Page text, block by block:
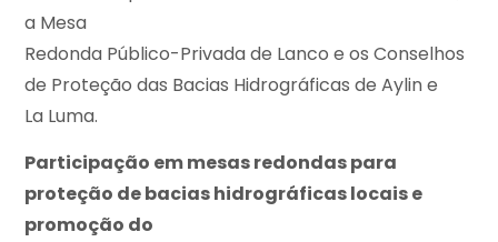
a Mesa
Redonda Público-Privada de Lanco e os Conselhos
de Proteção das Bacias Hidrográficas de Aylin e
La Luma.
Participação em mesas redondas para
proteção de bacias hidrográficas locais e
promoção do